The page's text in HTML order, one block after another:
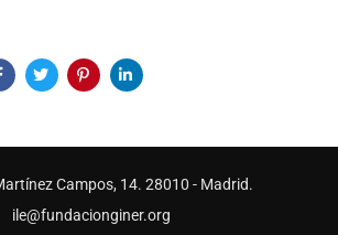
Campos, 14. 28010 - Madrid.
ile@fundacionginer.org